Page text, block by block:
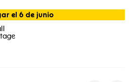
mcbride
el 6 de junio